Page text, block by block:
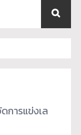
การแข่งเล